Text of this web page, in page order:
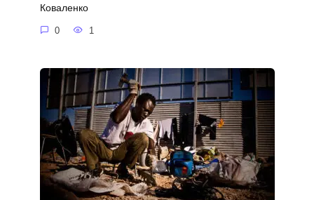
Коваленко
0 1